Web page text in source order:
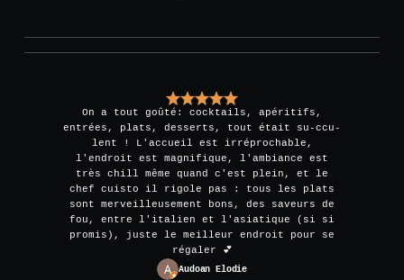
On a tout goûté: cocktails, apéritifs,
entrées, plats, desserts, tout était su-ccu-
lent ! L'accueil est irréprochable,
l'endroit est magnifique, l'ambiance est
très chill même quand c'est plein, et le
chef cuisto il rigole pas : tous les plats
sont merveilleusement bons, des saveurs de
fou, entre l'italien et l'asiatique (si si
promis), juste le meilleur endroit pour se
régaler 💕
Audoan Elodie